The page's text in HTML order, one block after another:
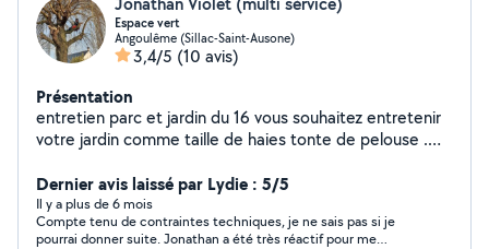
Espace vert
Angoulême (Sillac-Saint-Ausone)
3,4/5 (10 avis)
Présentation
entretien parc et jardin du 16 vous souhaitez entretenir
votre jardin comme taille de haies tonte de pelouse .
autre travaux appelé mois je me déplace gratuitement
avec ou sans devis merci
Dernier avis laissé par Lydie : 5/5
Il y a plus de 6 mois
Compte tenu de contraintes techniques, je ne sais pas si je
pourrai donner suite. Jonathan a été très réactif pour me